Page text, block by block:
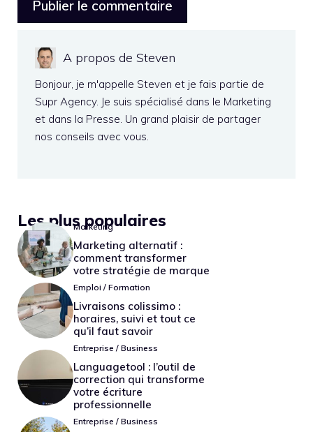
A propos de Steven
Bonjour, je m'appelle Steven et je fais partie de
Supr Agency. Je suis spécialisé dans le Marketing
et dans la Presse. Un grand plaisir de partager
nos conseils avec vous.
Les plus populaires
Marketing
Marketing alternatif :
comment transformer
votre stratégie de marque
Emploi / Formation
Livraisons colissimo :
horaires, suivi et tout ce
qu’il faut savoir
Entreprise / Business
Languagetool : l’outil de
correction qui transforme
votre écriture
professionnelle
Entreprise / Business